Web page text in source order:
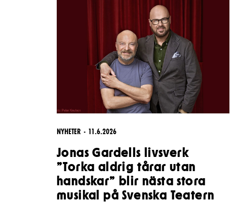
NYHETER 11.6.2026
Jonas Gardells livsverk
”Torka aldrig tårar utan
handskar” blir nästa stora
musikal på Svenska Teatern